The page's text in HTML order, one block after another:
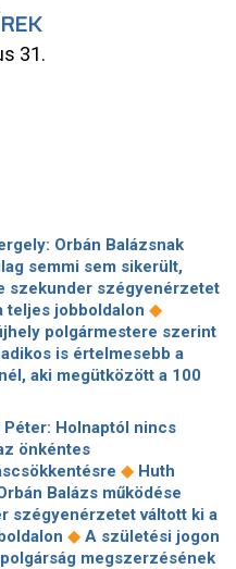
31.
Orbán Balázsnak
semmi sem sikerült,
szekunder szégyenérzetet
teljes jobboldalon ◆
polgármestere szerint
is értelmesebb a
aki megütközött a 100
szerint Putyin pár éven
egy NATO-
◆ Vitézy Dávid
miért Mészárosék
a közbeszerzést
◆ Nagy cégek
kéri Szolnok
Péter: Holnaptól nincs
önkéntes
◆ Huth
Balázs működése
szégyenérzetet váltott ki a
◆ A születési jogon
megszerzésének